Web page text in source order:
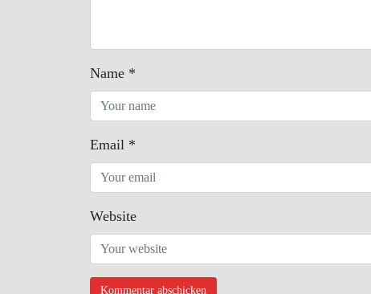
Name *
Email *
Website